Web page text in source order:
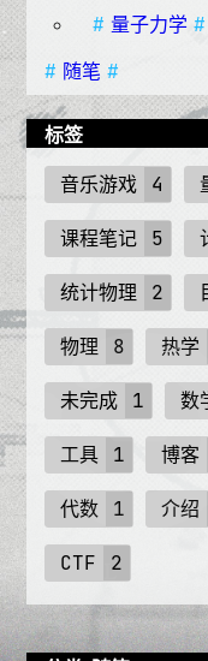
量子力学
随笔
标签
音乐游戏 4
课程笔记 5
统计物理 2
物理 8 热学
未完成 1 数
工具 1 博客
代数 1 介绍
CTF 2